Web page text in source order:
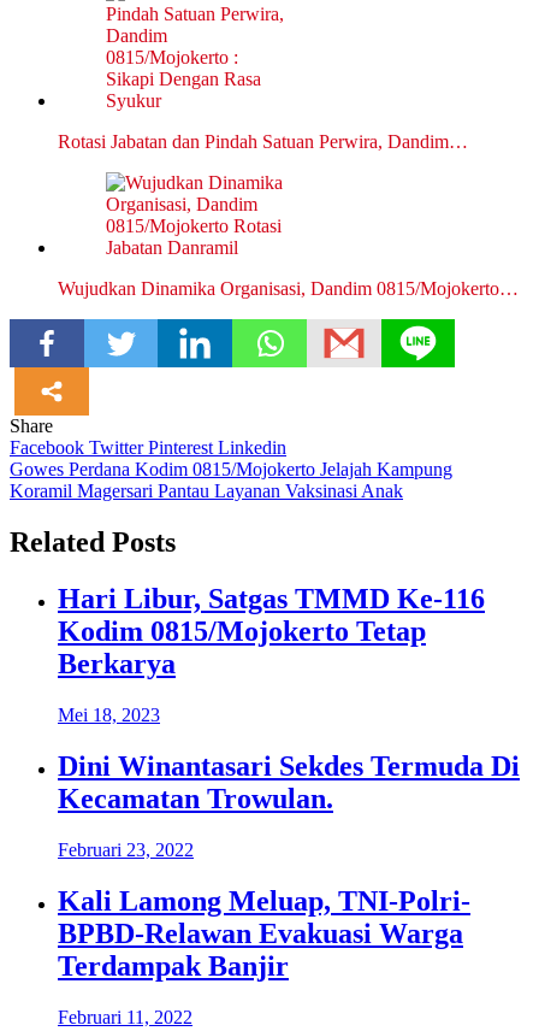
Rotasi Jabatan dan Pindah Satuan Perwira, Dandim…
Wujudkan Dinamika Organisasi, Dandim 0815/Mojokerto…
Share
Facebook TwitterPinterest Linkedin
Navigasi
pos
Gowes Perdana Kodim 0815/Mojokerto Jelajah Kampung
Koramil Magersari Pantau Layanan Vaksinasi Anak
Related Posts
Hari Libur, Satgas TMMD Ke-116
Kodim 0815/Mojokerto Tetap
Berkarya
Mei 18, 2023
Dini Winantasari Sekdes Termuda Di
Kecamatan Trowulan.
Februari 23, 2022
Kali Lamong Meluap, TNI-Polri-
BPBD-Relawan Evakuasi Warga
Terdampak Banjir
Februari 11, 2022